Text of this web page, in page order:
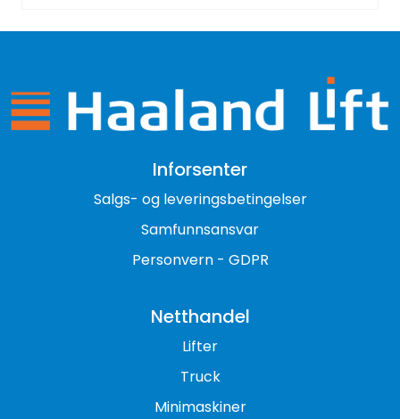
Inforsenter
Salgs- og leveringsbetingelser
Samfunnsansvar
Personvern - GDPR
Netthandel
Lifter
Truck
Minimaskiner